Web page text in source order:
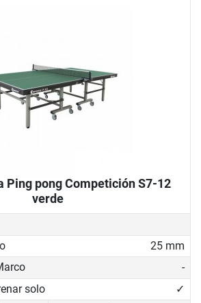
Ping pong Competición S7-12
verde
25 mm
-
solo
✓